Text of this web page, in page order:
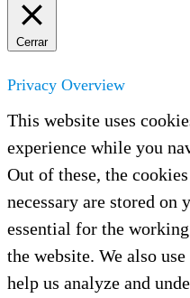
Cerrar
Privacy Overview
This website uses
experience while you
Out of these, the
necessary are stored on
essential for the
the website. We also
help us analyze and